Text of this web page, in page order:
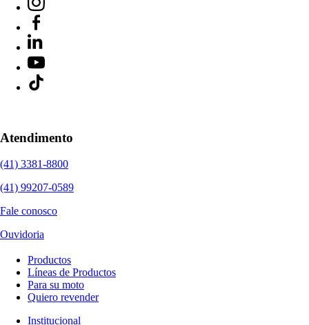
Atendimento
(41) 3381-8800
(41) 99207-0589
Fale conosco
Ouvidoria
Productos
Líneas de Productos
Para su moto
Quiero revender
Institucional